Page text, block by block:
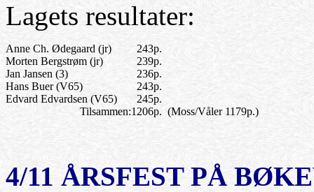
Lagets resultater:
Anne Ch. Ødegaard (jr)
243p.
Morten Bergstrøm (jr)
239p.
Jan Jansen (3)
236p.
Hans Buer (V65)
243p.
Edvard Edvardsen (V65)
245p.
Tilsammen:1206p. (Moss/Våler 1179p.)
4/11 ÅRSFESTPÅ